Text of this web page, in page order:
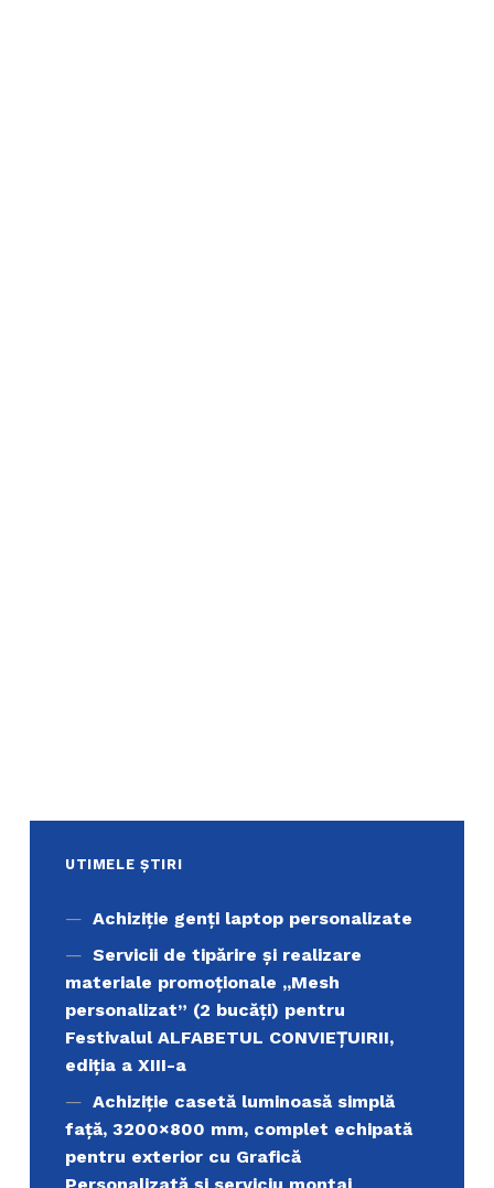
UTIMELE ȘTIRI
Achiziţie genți laptop personalizate
Servicii de tipărire şi realizare
materiale promoţionale ,,Mesh
personalizat” (2 bucăți) pentru
Festivalul ALFABETUL CONVIEŢUIRII,
ediţia a XIII-a
Achiziție casetă luminoasă simplă
față, 3200×800 mm, complet echipată
pentru exterior cu Grafică